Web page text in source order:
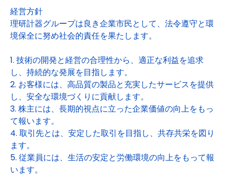
経営方針
理研計器グループは良き企業市民として、法令遵守と環
境保全に努め社会的責任を果たします。
1. 技術の開発と経営の合理性から、適正な利益を追求
し、持続的な発展を目指します。
2. お客様には、高品質の製品と充実したサービスを提供
し、安全な環境づくりに貢献します。
3. 株主には、長期的視点に立った企業価値の向上をもっ
て報います。
4. 取引先とは、安定した取引を目指し、共存共栄を図り
ます。
5. 従業員には、生活の安定と労働環境の向上をもって報
います。